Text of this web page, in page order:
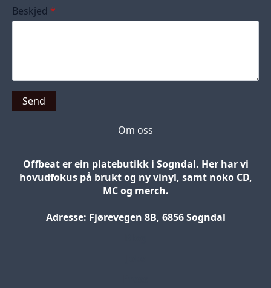
Beskjed *
Send
Om oss
Offbeat er ein platebutikk i Sogndal. Her har vi
hovudfokus på brukt og ny vinyl, samt noko CD,
MC og merch.
Adresse: Fjørevegen 8B, 6856 Sogndal